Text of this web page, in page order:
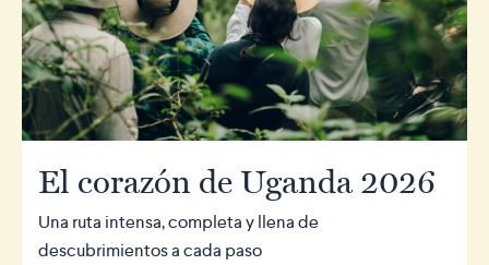
El corazón de Uganda 2026
Una ruta intensa, completa y llena de
descubrimientos a cada paso